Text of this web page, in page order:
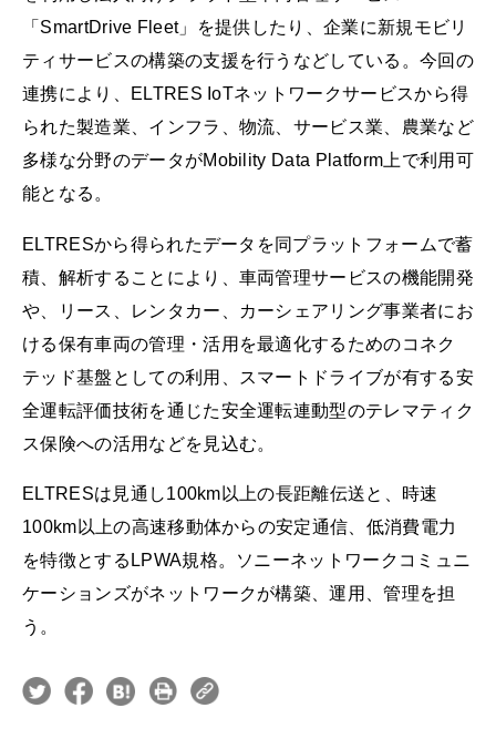
「SmartDrive Fleet」を提供したり、企業に新規モビリ
ティサービスの構築の支援を行うなどしている。今回の
連携により、ELTRES IoTネットワークサービスから得
られた製造業、インフラ、物流、サービス業、農業など
多様な分野のデータがMobility Data Platform上で利用可
能となる。
ELTRESから得られたデータを同プラットフォームで蓄
積、解析することにより、車両管理サービスの機能開発
や、リース、レンタカー、カーシェアリング事業者にお
ける保有⾞両の管理・活⽤を最適化するためのコネク
テッド基盤としての利⽤、スマートドライブが有する安
全運転評価技術を通じた安全運転連動型のテレマティク
ス保険への活⽤などを見込む。
ELTRESは見通し100km以上の長距離伝送と、時速
100km以上の高速移動体からの安定通信、低消費電力
を特徴とするLPWA規格。ソニーネットワークコミュニ
ケーションズがネットワークが構築、運用、管理を担
う。